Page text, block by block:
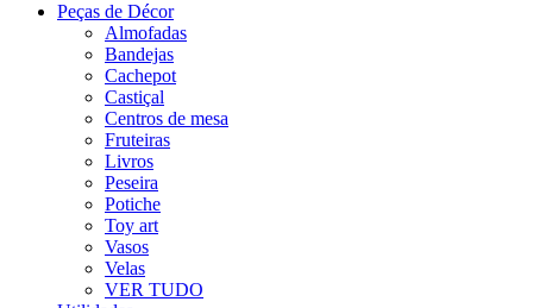
Peças de Décor
Almofadas
Bandejas
Cachepot
Castiçal
Centros de mesa
Fruteiras
Livros
Peseira
Potiche
Toy art
Vasos
Velas
VER TUDO